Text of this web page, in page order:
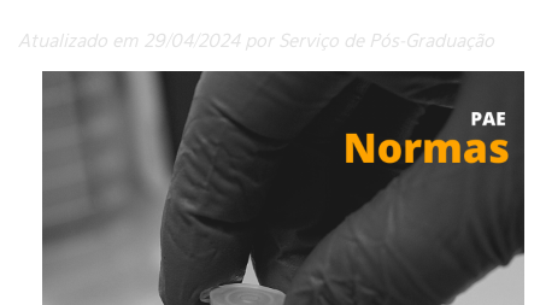
Atualizado em 29/04/2024 por Serviço de Pós-Graduação